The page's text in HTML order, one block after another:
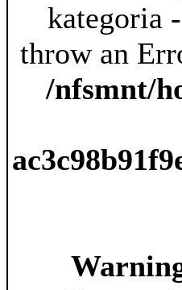
kategoria
throw an
/nfsmnt/